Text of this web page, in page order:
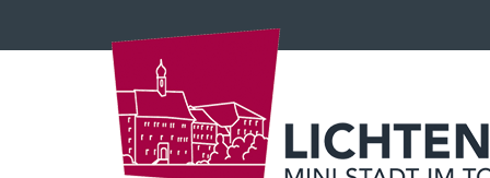
KOPFZEILE